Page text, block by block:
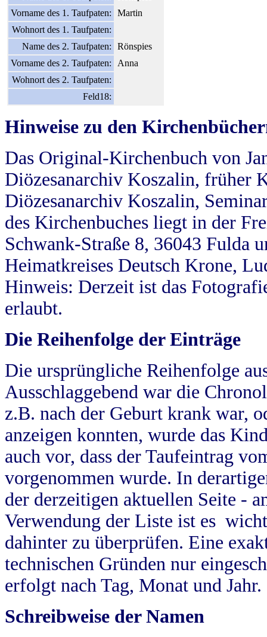
Vorname des 1. Taufpaten:
Martin
Wohnort des 1. Taufpaten:
Name des 2. Taufpaten:
Rönspies
Vorname des 2. Taufpaten:
Anna
Wohnort des 2. Taufpaten:
Feld18:
Hinweise zu den
Das Original-Kirchenbuch von
Diözesanarchiv Koszalin, früher
Diözesanarchiv Koszalin,
des Kirchenbuches liegt in der
Schwank-Straße 8, 36043 Fulda
Heimatkreises Deutsch Krone,
Hinweis: Derzeit ist das
erlaubt.
Die Reihenfolge der Einträge
Die ursprüngliche Reihenfolge
Ausschlaggebend war die
z.B. nach der Geburt krank war,
anzeigen konnten, wurde das
auch vor, dass der Taufeintrag
vorgenommen wurde. In
der derzeitigen aktuellen Seite -
Verwendung der Liste ist es
dahinter zu überprüfen. Eine
technischen Gründen nur
erfolgt nach Tag, Monat und Jahr.
Schreibweise der Namen